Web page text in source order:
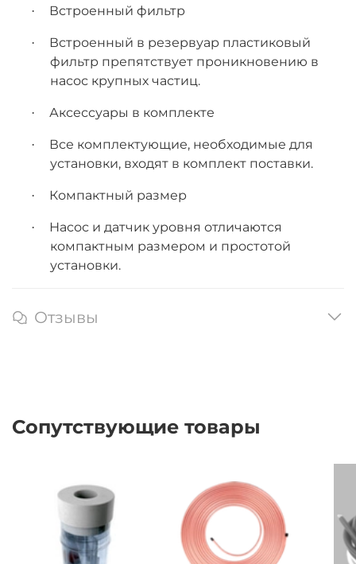
· Встроенный фильтр
·
Встроенный в резервуар пластиковый
фильтр препятствует проникновению в
насос крупных частиц.
· Аксессуары в комплекте
·
Все комплектующие, необходимые для
установки, входят в комплект поставки.
· Компактный размер
·
Насос и датчик уровня отличаются
компактным размером и простотой
установки.
Отзывы
Сопутствующие товары